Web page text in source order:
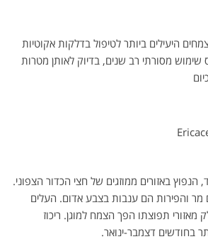
היעילים ביותר לטיפול בדלקות אקוטיות
מסורתי רב שנים, בדיוק לאותן מטרות
הנפוץ באזורים ממוזגים של חצי הכדור הצפוני.
טעם מר והפירות הם ענבות בצבע אדום. העלים
תפוצתו הפך הצמח למוגן. ריכוז
בחודשים דצמבר-ינואר.